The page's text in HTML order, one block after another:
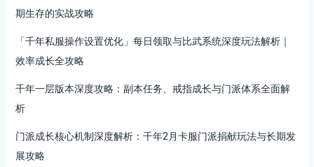
期生存的实战攻略
「千年私服操作设置优化」每日领取与比武系统深度玩法解析｜
效率成长全攻略
千年一层版本深度攻略：副本任务、戒指成长与门派体系全面解
析
门派成长核心机制深度解析：千年2月卡服门派捐献玩法与长期发
展攻略